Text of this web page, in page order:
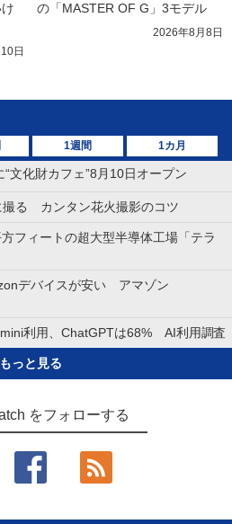
日
の「MASTER OF G」3モデル
2026年8月8日
1週間 1カ月
文化財カフェ”8月10日オープン
撮る カンタン花火撮影のコツ
フィートの超大型半導体工場「テラ
デバイスが安い アマゾン
利用、ChatGPTは68% AI利用調査
もっと見る
をフォローする